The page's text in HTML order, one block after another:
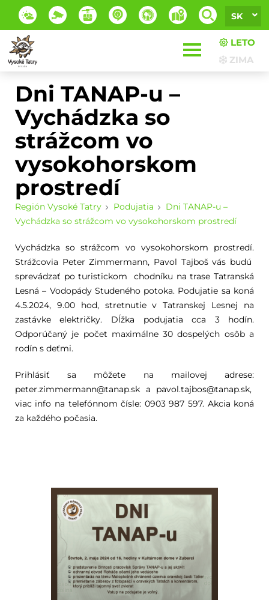
SK
LETO
ZIMA
Dni TANAP-u –
Vychádzka so
strážcom vo
vysokohorskom
prostredí
Región Vysoké Tatry Podujatia
Dni TANAP-u –
Vychádzka so strážcom vo vysokohorskom prostredí
Vychádzka so strážcom vo vysokohorskom prostredí.
Strážcovia Peter Zimmermann, Pavol Tajboš vás budú
sprevádzať po turistickom chodníku na trase Tatranská
Lesná – Vodopády Studeného potoka. Podujatie sa koná
4.5.2024, 9.00 hod, stretnutie v Tatranskej Lesnej na
zastávke električky. Dĺžka podujatia cca 3 hodín.
Odporúčaný je počet maximálne 30 dospelých osôb a
rodín s deťmi.
Prihlásiť sa môžete na mailovej adrese:
peter.zimmermann@tanap.sk a pavol.tajbos@tanap.sk,
viac info na telefónnom čísle: 0903 987 597. Akcia koná
za každého počasia.